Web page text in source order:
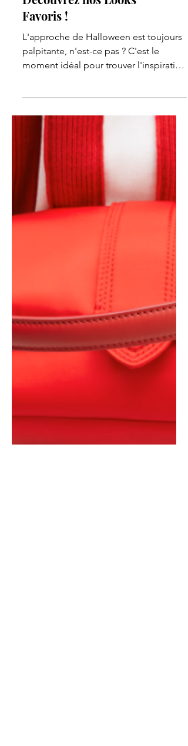
Le Dress Code d'Halloween :
Découvrez nos Looks
Favoris !
L'approche de Halloween est toujours
palpitante, n'est-ce pas ? C'est le
moment idéal pour trouver l'inspiration
dans notre dernière...